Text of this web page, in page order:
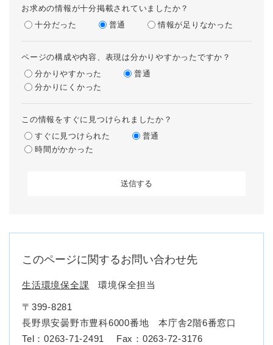
お求めの情報が十分掲載されていましたか？
十分だった
普通 情報が足りなかった
ページの構成や内容、表現は分かりやすかったですか？
分かりやすかった
普通
分かりにくかった
この情報をすぐに見つけられましたか？
すぐに見つけられた
普通
時間がかかった
このページに関するお問い合わせ先
生活環境保全課 環境保全担当
〒399-8281
長野県安曇野市豊科6000番地 本庁舎2階6番窓口
Tel：0263-71-2491
Fax：0263-72-3176